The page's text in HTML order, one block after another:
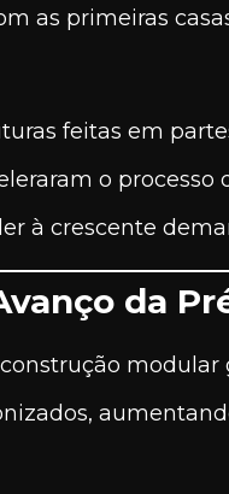
as primeiras
feitas em
o
à crescente
da